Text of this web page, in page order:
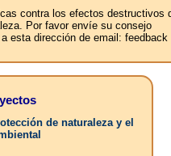
contra los efectos destructivos
Por favor envíe su consejo
esta dirección de email: feedback
de naturaleza y el